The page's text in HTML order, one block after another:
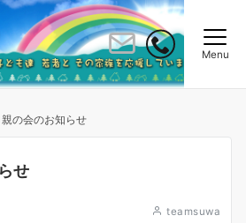
Menu
親の会のお知らせ
せ
teamsuwa